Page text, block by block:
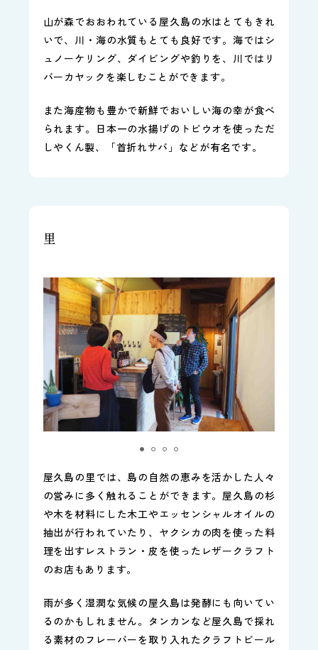
山が森でおおわれている屋久島の水はとてもきれ
いで、川・海の水質もとても良好です。海ではシ
ュノーケリング、ダイビングや釣りを、川ではリ
バーカヤックを楽しむことができます。
また海産物も豊かで新鮮でおいしい海の幸が食べ
られます。日本一の水揚げのトビウオを使っただ
しやくん製、「首折れサバ」などが有名です。
里
屋久島の里では、島の自然の恵みを活かした人々
の営みに多く触れることができます。屋久島の杉
や木を材料にした木工やエッセンシャルオイルの
抽出が行われていたり、ヤクシカの肉を使った料
理を出すレストラン・皮を使ったレザークラフト
のお店もあります。
雨が多く湿潤な気候の屋久島は発酵にも向いてい
るのかもしれません。タンカンなど屋久島で採れ
る素材のフレーバーを取り入れたクラフトビール